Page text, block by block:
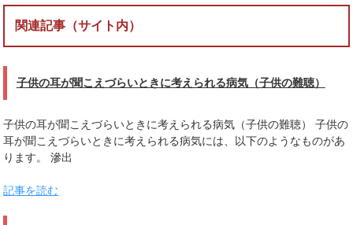
関連記事（サイト内）
子供の耳が聞こえづらいときに考えられる病気（子供の難聴）
子供の耳が聞こえづらいときに考えられる病気（子供の難聴） 子供の
耳が聞こえづらいときに考えられる病気には、以下のようなものがあ
ります。 滲出
記事を読む